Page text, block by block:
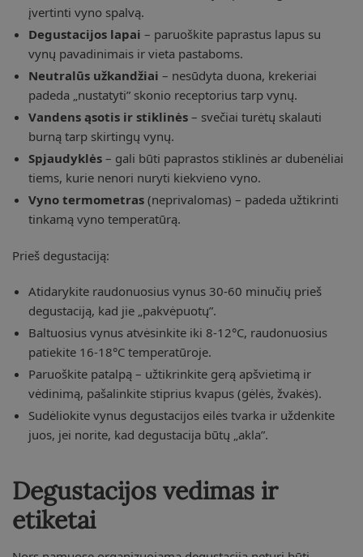
įvertinti vyno spalvą.
Degustacijos lapai – paruoškite paprastus lapus su
vynų pavadinimais ir vieta pastaboms.
Neutralūs užkandžiai – nesūdyta duona, krekeriai
padeda „nustatyti” skonio receptorius tarp vynų.
Vandens ąsotis ir stiklinės – svečiai turėtų skalauti
burną tarp skirtingų vynų.
Spjaudyklės – gali būti paprastos stiklinės ar dubenėliai
tiems, kurie nenori nuryti kiekvieno vyno.
Vyno termometras (neprivalomas) – padeda užtikrinti
tinkamą vyno temperatūrą.
Prieš degustaciją:
Atidarykite raudonuosius vynus 30-60 minučių prieš
degustaciją, kad jie „pakvėpuotų”.
Baltuosius vynus atvėsinkite iki 8-12°C, raudonuosius
patiekite 16-18°C temperatūroje.
Paruoškite patalpą – užtikrinkite gerą apšvietimą ir
vėdinimą, pašalinkite stiprius kvapus (gėlės, žvakės).
Sudėliokite vynus degustacijos eilės tvarka ir uždenkite
juos, jei norite, kad degustacija būtų „akla”.
Degustacijos vedimas ir
etiketai